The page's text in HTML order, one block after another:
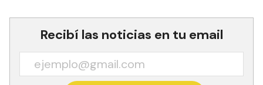
Recibí las noticias en tu email